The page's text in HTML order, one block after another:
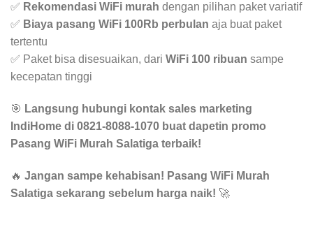
✅ Rekomendasi WiFi murah dengan pilihan paket variatif
✅ Biaya pasang WiFi 100Rb perbulan aja buat paket
tertentu
✅ Paket bisa disesuaikan, dari WiFi 100 ribuan sampe
kecepatan tinggi
🎯 Langsung hubungi kontak sales marketing
IndiHome di 0821-8088-1070 buat dapetin promo
Pasang WiFi Murah Salatiga terbaik!
🔥 Jangan sampe kehabisan! Pasang WiFi Murah
Salatiga sekarang sebelum harga naik! 🚀